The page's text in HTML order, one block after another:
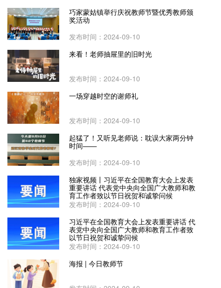
巧家蒙姑镇举行庆祝教师节暨优秀教师颁
奖活动
发布时间：2024-09-10
来看！老师抽屉里的旧时光
发布时间：2024-09-10
一场穿越时空的谢师礼
发布时间：2024-09-10
起猛了！又听见老师说：耽误大家两分钟
时间——
发布时间：2024-09-10
独家视频丨习近平在全国教育大会上发表
重要讲话 代表党中央向全国广大教师和教
育工作者致以节日祝贺和诚挚问候
发布时间：2024-09-10
习近平在全国教育大会上发表重要讲话 代
表党中央向全国广大教师和教育工作者致
以节日祝贺和诚挚问候
发布时间：2024-09-10
海报 | 今日教师节